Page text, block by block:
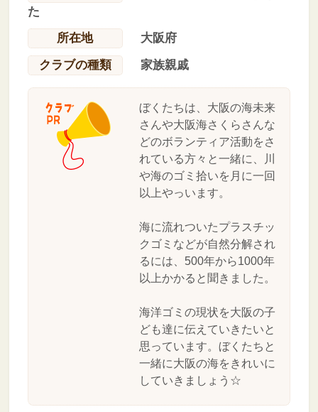
た
所在地
大阪府
クラブの種類
家族親戚
ぼくたちは、大阪の海未来
さんや大阪海さくらさんな
どのボランティア活動をさ
れている方々と一緒に、川
や海のゴミ拾いを月に一回
以上やっいます。
海に流れついたプラスチッ
クゴミなどが自然分解され
るには、500年から1000年
以上かかると聞きました。
海洋ゴミの現状を大阪の子
ども達に伝えていきたいと
思っています。ぼくたちと
一緒に大阪の海をきれいに
していきましょう☆